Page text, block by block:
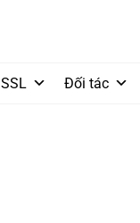
SSL Đối tác